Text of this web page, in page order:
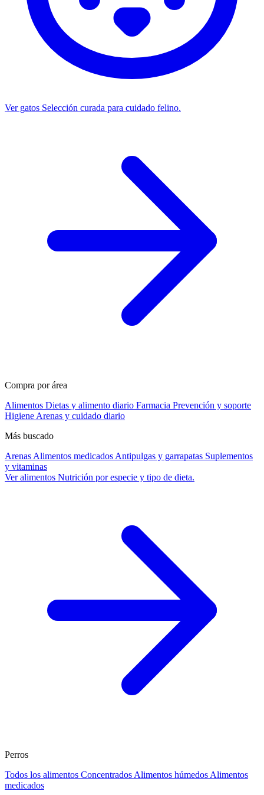
Ver gatos Selección curada para cuidado felino.
Compra por área
Alimentos Dietas y alimento diario Farmacia Prevención y soporte
Higiene Arenas y cuidado diario
Más buscado
Arenas Alimentos medicados Antipulgas y garrapatas Suplementos
y vitaminas
Ver alimentos Nutrición por especie y tipo de dieta.
Perros
Todos los alimentos Concentrados Alimentos húmedos Alimentos
medicados